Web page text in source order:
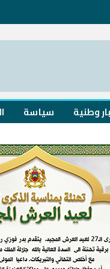
وطنية سياسة